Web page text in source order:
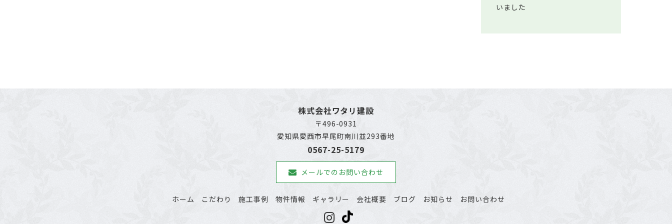
いました
株式会社ワタリ建設
〒496-0931
愛知県愛西市早尾町南川並293番地
0567-25-5179
メールでのお問い合わせ
ホーム こだわり 施工事例 物件情報 ギャラリー 会社概要 ブログ お知らせ お問い合わせ